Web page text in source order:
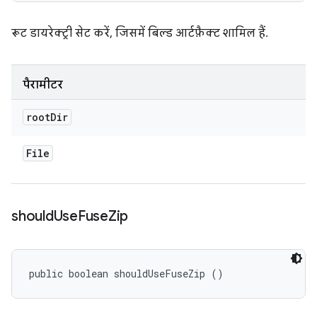
रूट डायरेक्ट्री सेट करें, जिसमें बिल्ड आर्टफ़ैक्ट शामिल हैं.
पैरामीटर
rootDir
File
shouldUseFuseZip
public boolean shouldUseFuseZip ()